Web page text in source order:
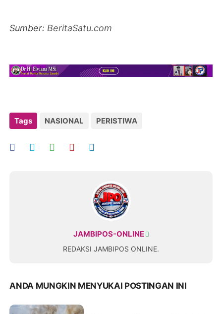
Sumber: BeritaSatu.com
Tags NASIONAL PERISTIWA
JAMBIPOS-ONLINE
REDAKSI JAMBIPOS ONLINE.
ANDA MUNGKIN MENYUKAI POSTINGAN INI